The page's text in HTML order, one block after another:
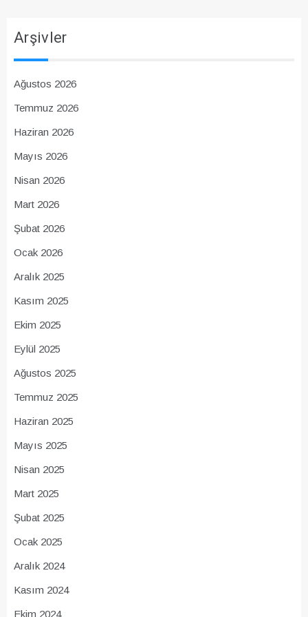
Arşivler
Ağustos 2026
Temmuz 2026
Haziran 2026
Mayıs 2026
Nisan 2026
Mart 2026
Şubat 2026
Ocak 2026
Aralık 2025
Kasım 2025
Ekim 2025
Eylül 2025
Ağustos 2025
Temmuz 2025
Haziran 2025
Mayıs 2025
Nisan 2025
Mart 2025
Şubat 2025
Ocak 2025
Aralık 2024
Kasım 2024
Ekim 2024